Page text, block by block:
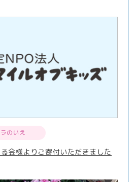
のいえ
会様よりご寄付いただきました